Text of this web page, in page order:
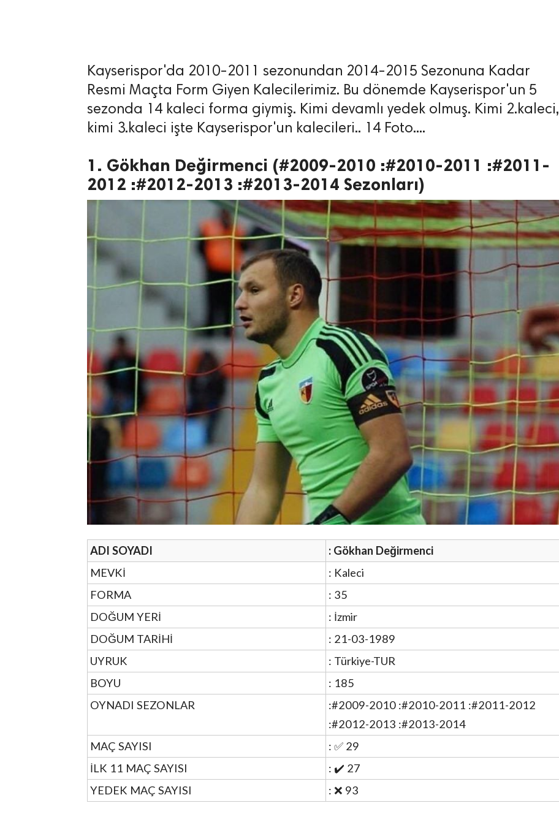
Kayserispor'da 2010-2011 sezonundan 2014-2015 Sezonuna Kadar
Resmi Maçta Form Giyen Kalecilerimiz. Bu dönemde Kayserispor'un 5
sezonda 14 kaleci forma giymiş. Kimi devamlı yedek olmuş. Kimi 2.kaleci,
kimi 3.kaleci işte Kayserispor'un kalecileri.. 14 Foto....
1. Gökhan Değirmenci (#2009-2010 :#2010-2011 :#2011-
2012 :#2012-2013 :#2013-2014 Sezonları)
ADI SOYADI
: Gökhan Değirmenci
MEVKİ
: Kaleci
FORMA
: 35
DOĞUM YERİ
: İzmir
DOĞUM TARİHİ
: 21-03-1989
UYRUK
: Türkiye-TUR
BOYU
: 185
OYNADI SEZONLAR
:#2009-2010 :#2010-2011 :#2011-2012
:#2012-2013 :#2013-2014
MAÇ SAYISI
: ✅ 29
İLK 11 MAÇ SAYISI
: ✔️ 27
YEDEK MAÇ SAYISI
: ❌ 93